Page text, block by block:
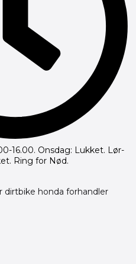
16.00. Onsdag: Lukket. Lør-
Ring for Nød.